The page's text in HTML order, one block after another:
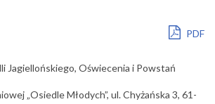
PDF
Jagiellońskiego, Oświecenia i Powstań
„Osiedle Młodych”, ul. Chyżańska 3, 61-